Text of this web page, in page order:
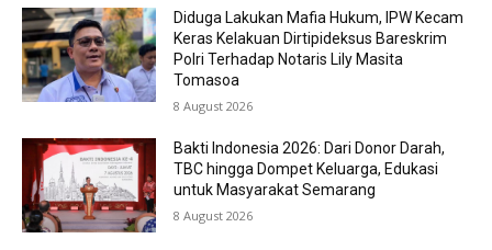
Diduga Lakukan Mafia Hukum, IPW Kecam
Keras Kelakuan Dirtipideksus Bareskrim
Polri Terhadap Notaris Lily Masita
Tomasoa
8 August 2026
Bakti Indonesia 2026: Dari Donor Darah,
TBC hingga Dompet Keluarga, Edukasi
untuk Masyarakat Semarang
8 August 2026